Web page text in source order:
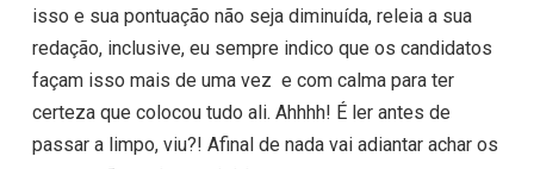
isso e sua pontuação não seja diminuída, releia a sua
redação, inclusive, eu sempre indico que os candidatos
façam isso mais de uma vez e com calma para ter
certeza que colocou tudo ali. Ahhhh! É ler antes de
passar a limpo, viu?! Afinal de nada vai adiantar achar os